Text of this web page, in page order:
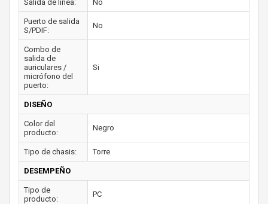
Salida de línea: No
Puerto de salida
S/PDIF:
No
Combo de
salida de
auriculares /
micrófono del
puerto:
Si
DISEÑO
Color del
producto:
Negro
Tipo de chasis: Torre
DESEMPEÑO
Tipo de
producto:
PC